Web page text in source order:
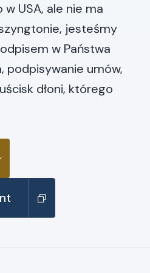
USA, ale nie ma
jesteśmy
w Państwa
podpisywanie umów,
dłoni, którego